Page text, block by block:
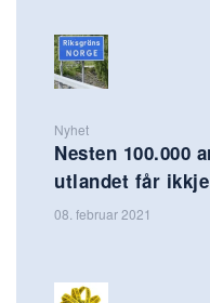
Nyhet
Nesten 100.000
utlandet får
08. februar 2021